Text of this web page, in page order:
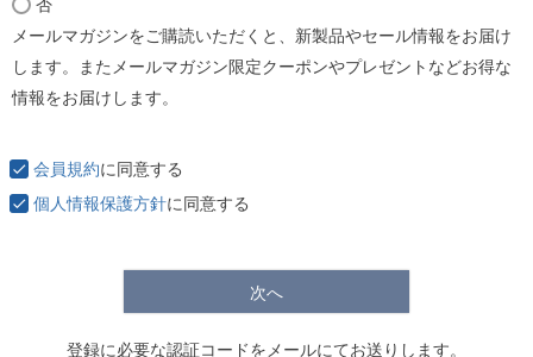
須
)
否
メールマガジンをご購読いただくと、新製品やセール情報をお届け
します。またメールマガジン限定クーポンやプレゼントなどお得な
情報をお届けします。
会員規約に同意する
個人情報保護方針に同意する
次へ
登録に必要な認証コードをメールにてお送りします。